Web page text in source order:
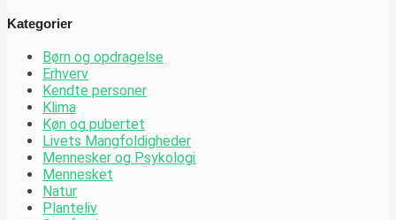
Kategorier
Børn og opdragelse
Erhverv
Kendte personer
Klima
Køn og pubertet
Livets Mangfoldigheder
Mennesker og Psykologi
Mennesket
Natur
Planteliv